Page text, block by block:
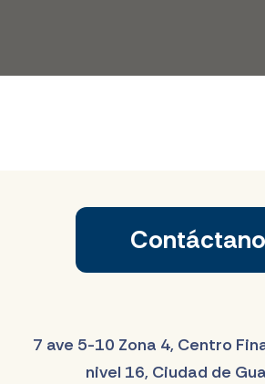
7 ave 5-10 Zona 4, Centro
nivel 16, Ciudad de